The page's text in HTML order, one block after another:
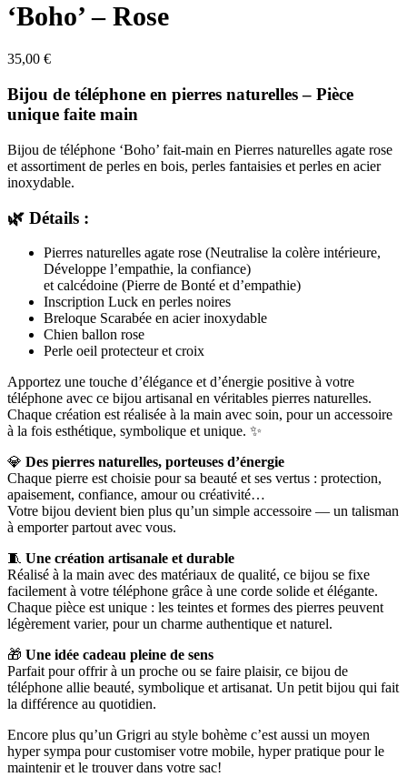
‘Boho’ – Rose
35,00 €
Bijou de téléphone en pierres naturelles – Pièce
unique faite main
Bijou de téléphone ‘Boho’ fait-main en Pierres naturelles agate rose
et assortiment de perles en bois, perles fantaisies et perles en acier
inoxydable.
🌿 Détails :
Pierres naturelles agate rose (Neutralise la colère intérieure,
Développe l’empathie, la confiance)
et calcédoine (Pierre de Bonté et d’empathie)
Inscription Luck en perles noires
Breloque Scarabée en acier inoxydable
Chien ballon rose
Perle oeil protecteur et croix
Apportez une touche d’élégance et d’énergie positive à votre
téléphone avec ce bijou artisanal en véritables pierres naturelles.
Chaque création est réalisée à la main avec soin, pour un accessoire
à la fois esthétique, symbolique et unique. ✨
💎 Des pierres naturelles, porteuses d’énergie
Chaque pierre est choisie pour sa beauté et ses vertus : protection,
apaisement, confiance, amour ou créativité…
Votre bijou devient bien plus qu’un simple accessoire — un talisman
à emporter partout avec vous.
🧵 Une création artisanale et durable
Réalisé à la main avec des matériaux de qualité, ce bijou se fixe
facilement à votre téléphone grâce à une corde solide et élégante.
Chaque pièce est unique : les teintes et formes des pierres peuvent
légèrement varier, pour un charme authentique et naturel.
🎁 Une idée cadeau pleine de sens
Parfait pour offrir à un proche ou se faire plaisir, ce bijou de
téléphone allie beauté, symbolique et artisanat. Un petit bijou qui fait
la différence au quotidien.
Encore plus qu’un Grigri au style bohème c’est aussi un moyen
hyper sympa pour customiser votre mobile, hyper pratique pour le
maintenir et le trouver dans votre sac!